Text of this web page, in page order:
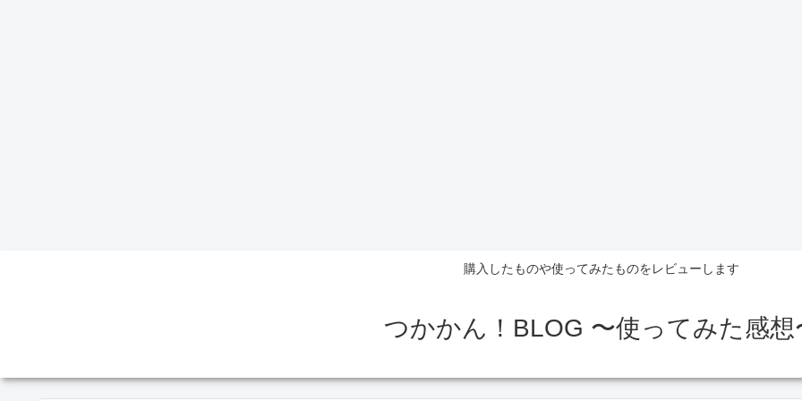
購入したものや使ってみたものをレビューします
つかかん！BLOG 〜使ってみた感想